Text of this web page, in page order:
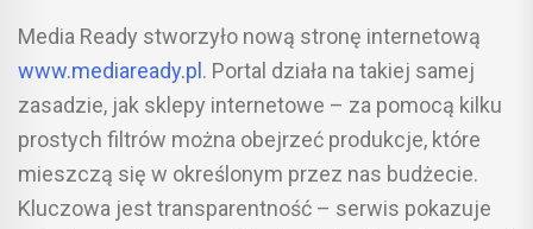
Media Ready stworzyło nową stronę internetową
www.mediaready.pl . Portal działa na takiej samej
zasadzie, jak sklepy internetowe – za pomocą kilku
prostych filtrów można obejrzeć produkcje, które
mieszczą się w określonym przez nas budżecie.
Kluczowa jest transparentność – serwis pokazuje